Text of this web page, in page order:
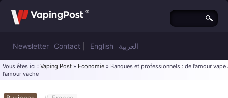
Newsletter Contact English العربية
Vous êtes ici : Vaping Post » Economie » Banques et professionnels : de l’amour vape
l’amour vache